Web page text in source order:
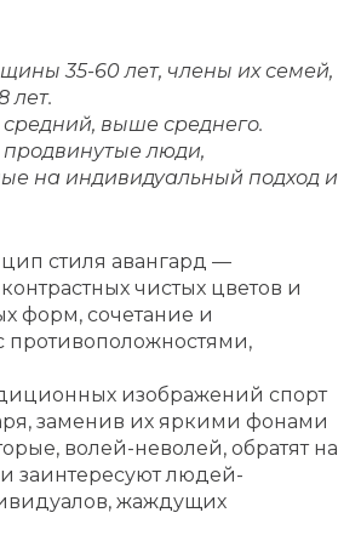
35-60 лет, члены их семей,
лет.
выше среднего.
люди,
на индивидуальный подход и
стиля авангард —
чистых цветов и
форм, сочетание и
противоположностями,
изображений спорт
заменив их яркими фонами
волей-неволей, обратят на
заинтересуют людей-
жаждущих